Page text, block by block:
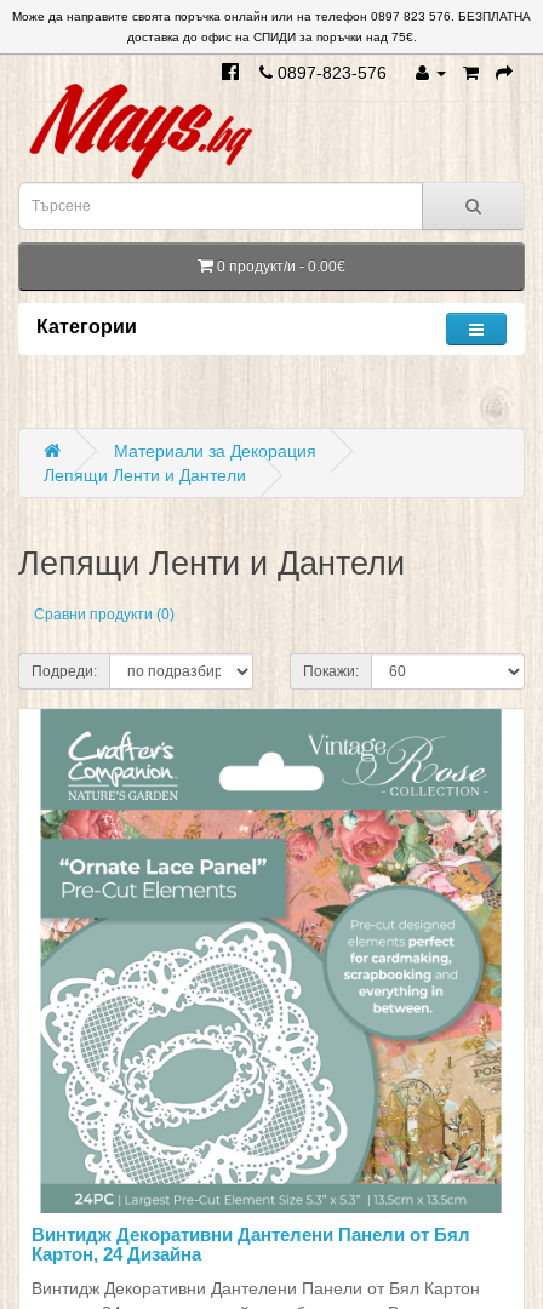
Може да направите своята поръчка онлайн или на телефон 0897 823 576. БЕЗПЛАТНА
доставка до офис на СПИДИ за поръчки над 75€.
0897-823-576
0 продукт/и - 0.00€
Категории
Материали за Декорация
Лепящи Ленти и Дантели
Лепящи Ленти и Дантели
Сравни продукти (0)
Подреди: Покажи:
Винтидж Декоративни Дантелени Панели от Бял
Картон, 24 Дизайна
Винтидж Декоративни Дантелени Панели от Бял Картон